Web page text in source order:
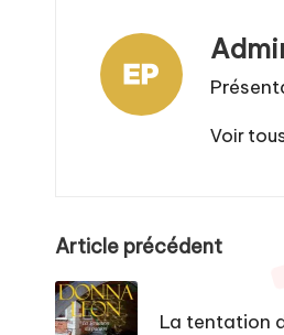
Voir
Post
navigation
Article précédent
La tentation